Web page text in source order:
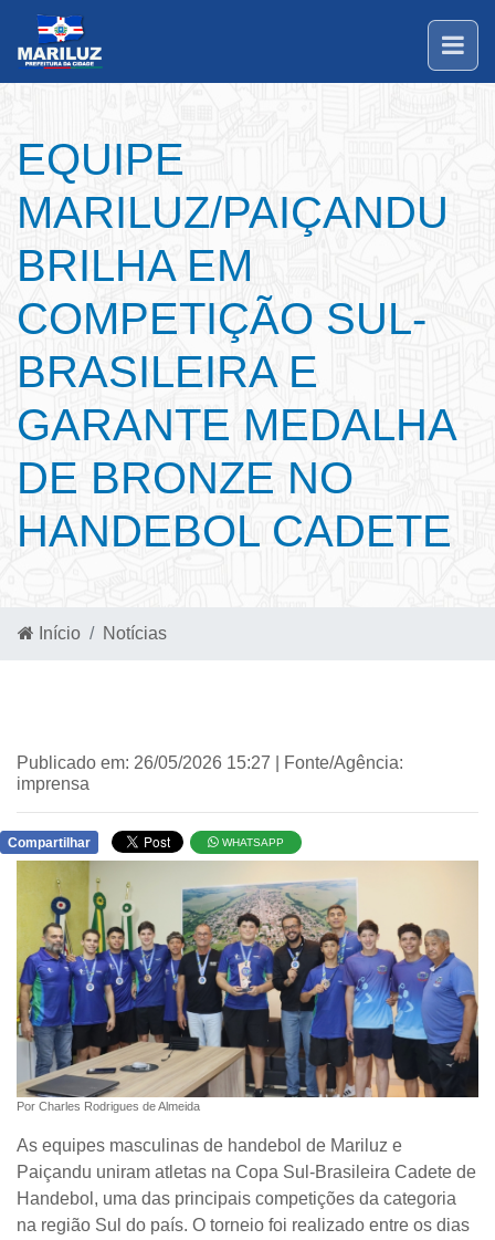
EQUIPE
MARILUZ/PAIÇANDU
BRILHA EM
COMPETIÇÃO SUL-
BRASILEIRA E
GARANTE MEDALHA
DE BRONZE NO
HANDEBOL CADETE
Início Notícias
Publicado em: 26/05/2026 15:27 | Fonte/Agência:
imprensa
Compartilhar WHATSAPP
Por Charles Rodrigues de Almeida
As equipes masculinas de handebol de Mariluz e
Paiçandu uniram atletas na Copa Sul-Brasileira Cadete de
Handebol, uma das principais competições da categoria
na região Sul do país. O torneio foi realizado entre os dias